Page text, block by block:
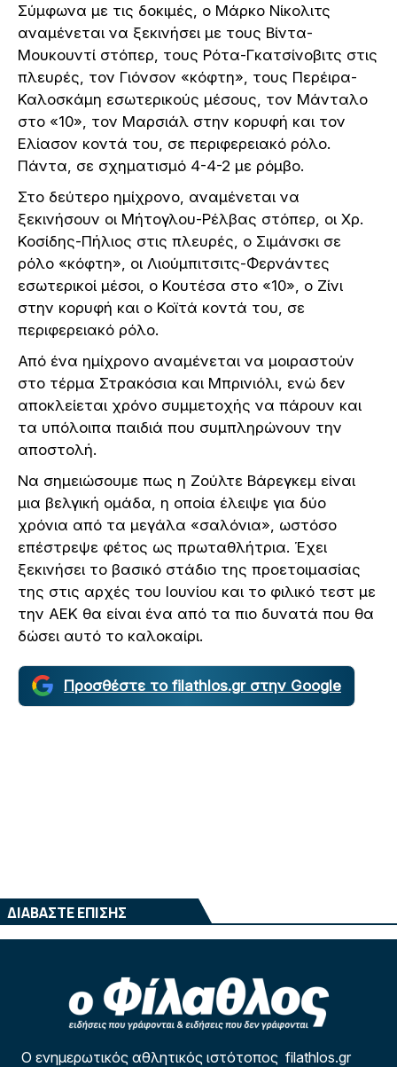
Σύμφωνα με τις δοκιμές, ο Μάρκο Νίκολιτς
αναμένεται να ξεκινήσει με τους Βίντα-
Μουκουντί στόπερ, τους Ρότα-Γκατσίνοβιτς στις
πλευρές, τον Γιόνσον «κόφτη», τους Περέιρα-
Καλοσκάμη εσωτερικούς μέσους, τον Μάνταλο
στο «10», τον Μαρσιάλ στην κορυφή και τον
Ελίασον κοντά του, σε περιφερειακό ρόλο.
Πάντα, σε σχηματισμό 4-4-2 με ρόμβο.
Στο δεύτερο ημίχρονο, αναμένεται να
ξεκινήσουν οι Μήτογλου-Ρέλβας στόπερ, οι Χρ.
Κοσίδης-Πήλιος στις πλευρές, ο Σιμάνσκι σε
ρόλο «κόφτη», οι Λιούμπιτσιτς-Φερνάντες
εσωτερικοί μέσοι, ο Κουτέσα στο «10», ο Ζίνι
στην κορυφή και ο Κοϊτά κοντά του, σε
περιφερειακό ρόλο.
Από ένα ημίχρονο αναμένεται να μοιραστούν
στο τέρμα Στρακόσια και Μπρινιόλι, ενώ δεν
αποκλείεται χρόνο συμμετοχής να πάρουν και
τα υπόλοιπα παιδιά που συμπληρώνουν την
αποστολή.
Να σημειώσουμε πως η Ζούλτε Βάρεγκεμ είναι
μια βελγική ομάδα, η οποία έλειψε για δύο
χρόνια από τα μεγάλα «σαλόνια», ωστόσο
επέστρεψε φέτος ως πρωταθλήτρια. Έχει
ξεκινήσει το βασικό στάδιο της προετοιμασίας
της στις αρχές του Ιουνίου και το φιλικό τεστ με
την ΑΕΚ θα είναι ένα από τα πιο δυνατά που θα
δώσει αυτό το καλοκαίρι.
Προσθέστε το filathlos.gr στην Google
ΔΙΑΒΑΣΤΕ ΕΠΙΣΗΣ
Ο ενημερωτικός αθλητικός ιστότοπος filathlos.gr